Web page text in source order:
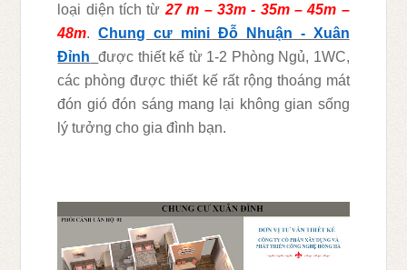
loại diện tích từ27 m – 33m - 35m– 45m –
48m.Chung cư mini Đỗ Nhuận - Xuân
Đỉnh
được thiết kế từ 1-2 Phòng Ngủ, 1WC,
các phòng được thiết kế rất rộng thoáng mát
đón gió đón sáng mang lại không gian sống
lý tưởng cho gia đình bạn.